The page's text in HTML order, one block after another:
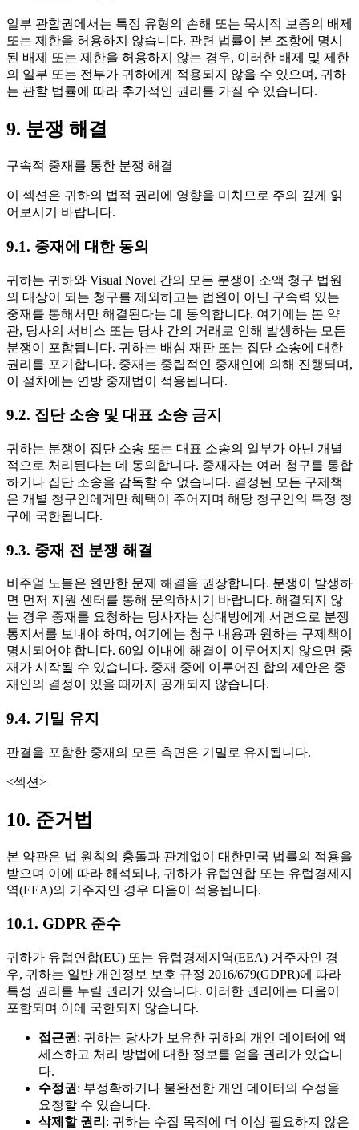
일부 관할권에서는 특정 유형의 손해 또는 묵시적 보증의 배제
또는 제한을 허용하지 않습니다. 관련 법률이 본 조항에 명시
된 배제 또는 제한을 허용하지 않는 경우, 이러한 배제 및 제한
의 일부 또는 전부가 귀하에게 적용되지 않을 수 있으며, 귀하
는 관할 법률에 따라 추가적인 권리를 가질 수 있습니다.
9. 분쟁 해결
구속적 중재를 통한 분쟁 해결
이 섹션은 귀하의 법적 권리에 영향을 미치므로 주의 깊게 읽
어보시기 바랍니다.
9.1. 중재에 대한 동의
귀하는 귀하와 Visual Novel 간의 모든 분쟁이 소액 청구 법원
의 대상이 되는 청구를 제외하고는 법원이 아닌 구속력 있는
중재를 통해서만 해결된다는 데 동의합니다. 여기에는 본 약
관, 당사의 서비스 또는 당사 간의 거래로 인해 발생하는 모든
분쟁이 포함됩니다. 귀하는 배심 재판 또는 집단 소송에 대한
권리를 포기합니다. 중재는 중립적인 중재인에 의해 진행되며,
이 절차에는 연방 중재법이 적용됩니다.
9.2. 집단 소송 및 대표 소송 금지
귀하는 분쟁이 집단 소송 또는 대표 소송의 일부가 아닌 개별
적으로 처리된다는 데 동의합니다. 중재자는 여러 청구를 통합
하거나 집단 소송을 감독할 수 없습니다. 결정된 모든 구제책
은 개별 청구인에게만 혜택이 주어지며 해당 청구인의 특정 청
구에 국한됩니다.
9.3. 중재 전 분쟁 해결
비주얼 노블은 원만한 문제 해결을 권장합니다. 분쟁이 발생하
면 먼저 지원 센터를 통해 문의하시기 바랍니다. 해결되지 않
는 경우 중재를 요청하는 당사자는 상대방에게 서면으로 분쟁
통지서를 보내야 하며, 여기에는 청구 내용과 원하는 구제책이
명시되어야 합니다. 60일 이내에 해결이 이루어지지 않으면 중
재가 시작될 수 있습니다. 중재 중에 이루어진 합의 제안은 중
재인의 결정이 있을 때까지 공개되지 않습니다.
9.4. 기밀 유지
판결을 포함한 중재의 모든 측면은 기밀로 유지됩니다.
<섹션>
10. 준거법
본 약관은 법 원칙의 충돌과 관계없이 대한민국 법률의 적용을
받으며 이에 따라 해석되나, 귀하가 유럽연합 또는 유럽경제지
역(EEA)의 거주자인 경우 다음이 적용됩니다.
10.1. GDPR 준수
귀하가 유럽연합(EU) 또는 유럽경제지역(EEA) 거주자인 경
우, 귀하는 일반 개인정보 보호 규정 2016/679(GDPR)에 따라
특정 권리를 누릴 권리가 있습니다. 이러한 권리에는 다음이
포함되며 이에 국한되지 않습니다.
접근권 : 귀하는 당사가 보유한 귀하의 개인 데이터에 액
세스하고 처리 방법에 대한 정보를 얻을 권리가 있습니
다.
수정권 : 부정확하거나 불완전한 개인 데이터의 수정을
요청할 수 있습니다.
삭제할 권리 : 귀하는 수집 목적에 더 이상 필요하지 않은